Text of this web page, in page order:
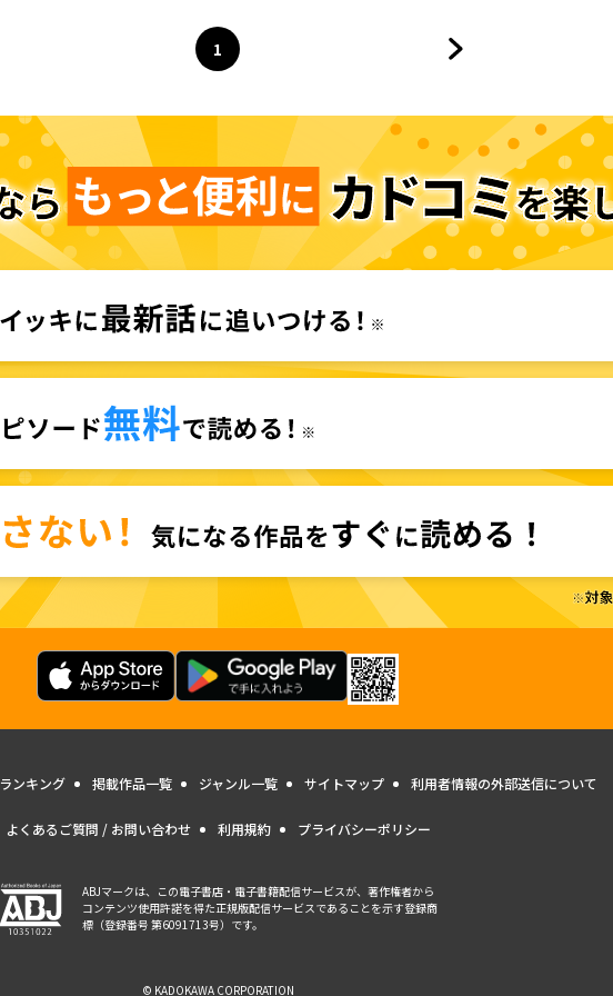
ページ
1
へ
ランキング 掲載作品一覧 ジャンル一覧 サイトマップ 利用者情報の外部送信について
よくあるご質問 / お問い合わせ 利用規約 プライバシーポリシー
ABJマークは、この電子書店・電子書籍配信サービスが、著作権者から
コンテンツ使用許諾を得た正規版配信サービスであることを示す登録商
標（登録番号 第6091713号）です。
© KADOKAWA CORPORATION